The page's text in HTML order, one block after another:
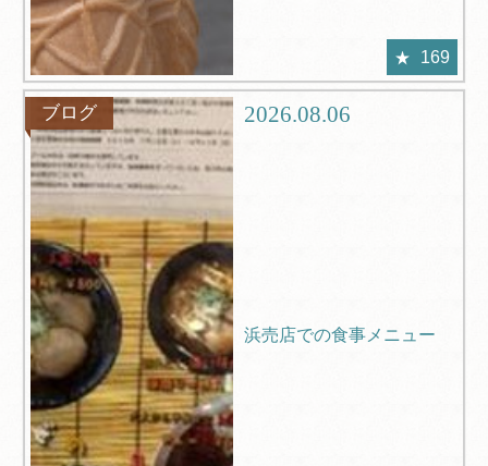
169
ブログ 2026.08.06
浜売店での食事メニュー